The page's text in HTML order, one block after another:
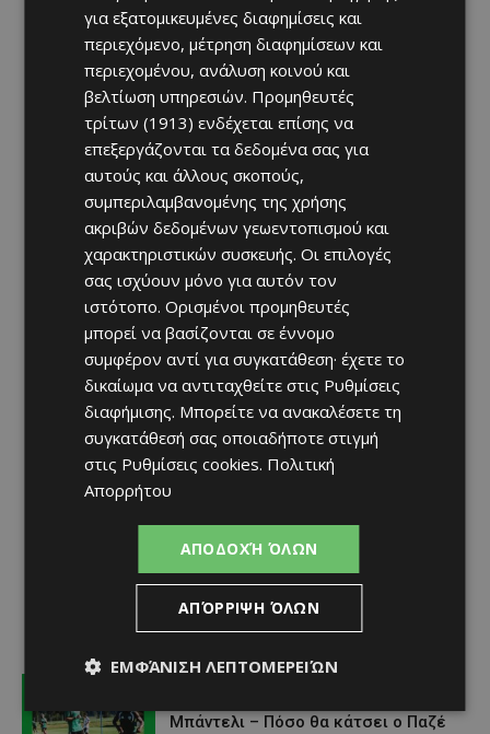
Μπάντελι – Πόσο θα κάτσει ο Παζέ
για εξατομικευμένες διαφημίσεις και
περιεχόμενο, μέτρηση διαφημίσεων και
περιεχομένου, ανάλυση κοινού και
βελτίωση υπηρεσιών. Προμηθευτές
τρίτων (1913) ενδέχεται επίσης να
επεξεργάζονται τα δεδομένα σας για
αυτούς και άλλους σκοπούς,
συμπεριλαμβανομένης της χρήσης
ακριβών δεδομένων γεωεντοπισμού και
χαρακτηριστικών συσκευής. Οι επιλογές
σας ισχύουν μόνο για αυτόν τον
ιστότοπο. Ορισμένοι προμηθευτές
μπορεί να βασίζονται σε έννομο
συμφέρον αντί για συγκατάθεση· έχετε το
δικαίωμα να αντιταχθείτε στις Ρυθμίσεις
διαφήμισης. Μπορείτε να ανακαλέσετε τη
συγκατάθεσή σας οποιαδήποτε στιγμή
στις Ρυθμίσεις cookies. Πολιτική
Απορρήτου
ΑΠΟΔΟΧΉ ΌΛΩΝ
ΑΠΌΡΡΙΨΗ ΌΛΩΝ
ΕΜΦΆΝΙΣΗ ΛΕΠΤΟΜΕΡΕΙΏΝ